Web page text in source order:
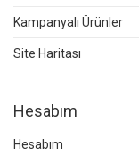
Kampanyalı Ürünler
Site Haritası
Hesabım
Hesabım